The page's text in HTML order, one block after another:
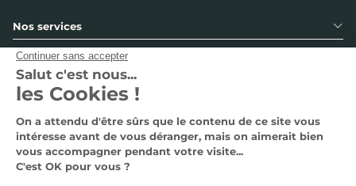
Nous contacter
Nos services
Notre groupe
Suivez-nous